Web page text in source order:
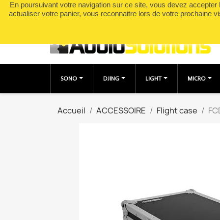
En poursuivant votre navigation sur ce site, vous devez
actualiser votre panier, vous reconnaitre lors de votre prochaine
Appelez-nous :0490049895
SONO DJING LIGHT MICRO
Accueil ACCESSOIRE Flight case